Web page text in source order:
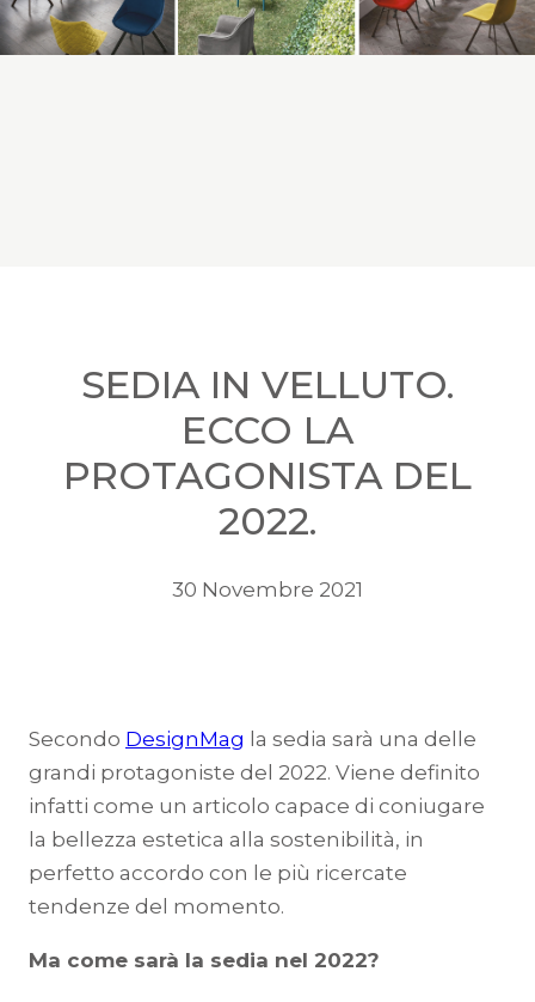
SEDIA IN VELLUTO.
ECCO LA
PROTAGONISTA DEL
2022.
30 Novembre 2021
Secondo DesignMag la sedia sarà una delle
grandi protagoniste del 2022. Viene definito
infatti come un articolo capace di coniugare
la bellezza estetica alla sostenibilità, in
perfetto accordo con le più ricercate
tendenze del momento.
Ma come sarà la sedia nel 2022?